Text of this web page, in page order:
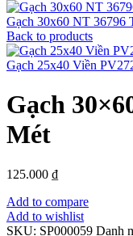
Gạch 30x60 NT 36796
Back to products
Gạch 25x40 Viền
Gạch
Mét
125.000 ₫
Add to compare
Add to wishlist
SKU: SP000059 Danh